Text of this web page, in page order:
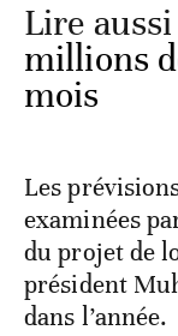
Lire aussi
millions
mois
Les
examinées
du projet de
président
dans l’année.